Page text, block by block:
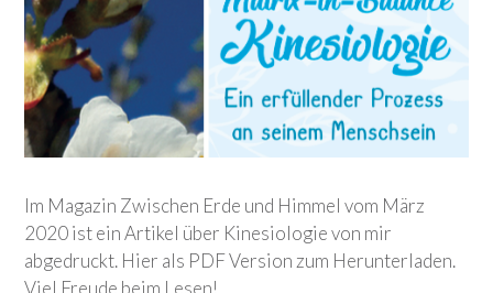
Im Magazin Zwischen Erde und Himmel vom März
2020 ist ein Artikel über Kinesiologie von mir
abgedruckt. Hier als PDF Version zum Herunterladen.
Viel Freude beim Lesen!